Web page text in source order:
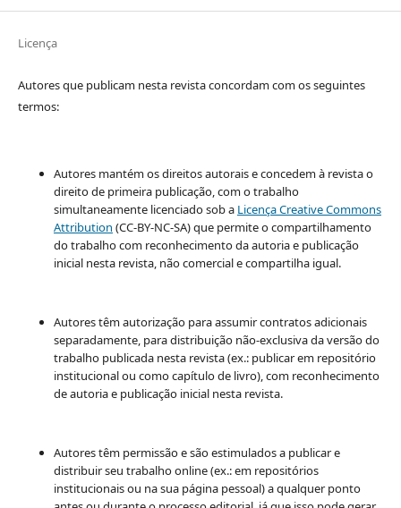
Licença
Autores que publicam nesta revista concordam com os seguintes
termos:
Autores mantém os direitos autorais e concedem à revista o
direito de primeira publicação, com o trabalho
simultaneamente licenciado sob a Licença Creative Commons
Attribution (CC-BY-NC-SA) que permite o compartilhamento
do trabalho com reconhecimento da autoria e publicação
inicial nesta revista, não comercial e compartilha igual.
Autores têm autorização para assumir contratos adicionais
separadamente, para distribuição não-exclusiva da versão do
trabalho publicada nesta revista (ex.: publicar em repositório
institucional ou como capítulo de livro), com reconhecimento
de autoria e publicação inicial nesta revista.
Autores têm permissão e são estimulados a publicar e
distribuir seu trabalho online (ex.: em repositórios
institucionais ou na sua página pessoal) a qualquer ponto